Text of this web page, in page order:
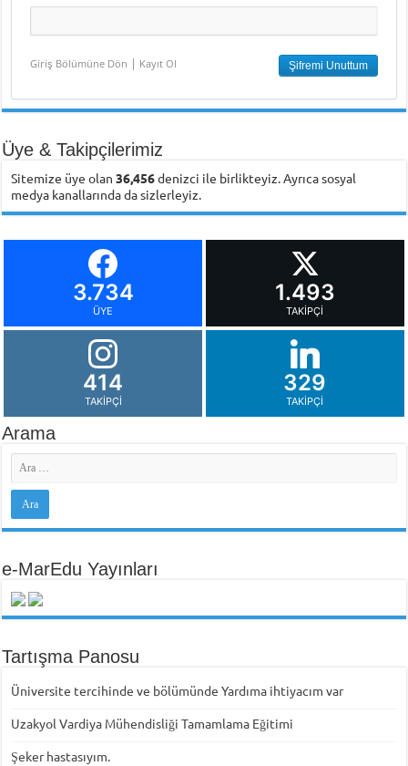
Giriş Bölümüne Dön | Kayıt Ol
Üye & Takipçilerimiz
Sitemize üye olan36,456denizci ile birlikteyiz. Ayrıca sosyal
medya kanallarında da sizlerleyiz.
3.734
ÜYE
1.493
TAKIPÇI
414
TAKIPÇI
329
TAKIPÇI
Arama
e-MarEdu Yayınları
Tartışma Panosu
Üniversite tercihinde ve bölümünde Yardıma ihtiyacım var
Uzakyol Vardiya Mühendisliği Tamamlama Eğitimi
Şeker hastasıyım.